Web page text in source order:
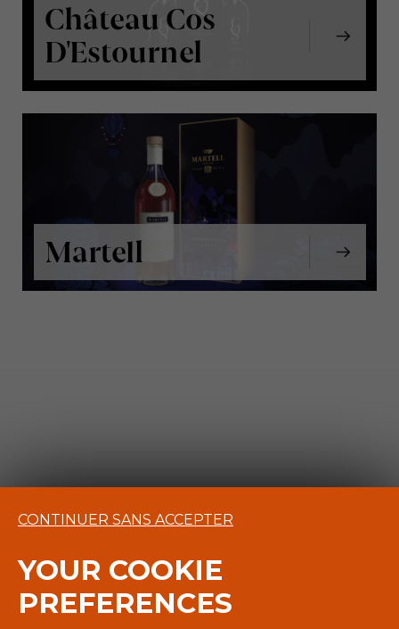
Château Cos
D'Estournel
Martell
YOUR COOKIE
PREFERENCES
CONTINUER SANS ACCEPTER